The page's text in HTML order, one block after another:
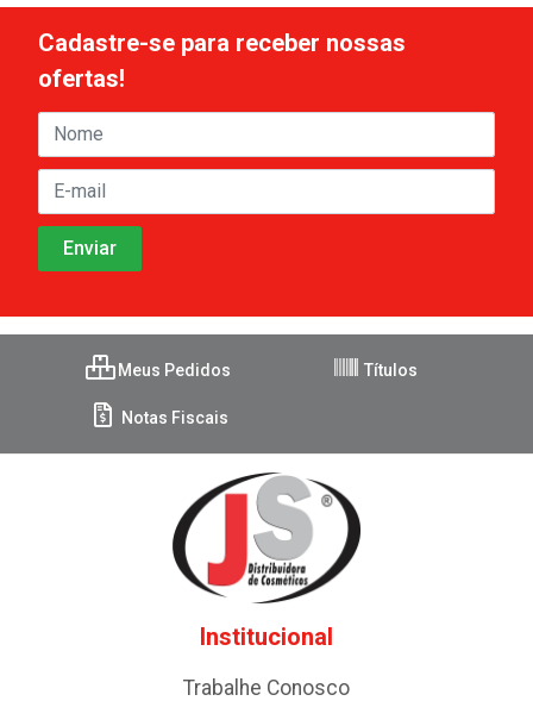
Cadastre-se para receber nossas
ofertas!
Meus Pedidos Títulos
Notas Fiscais
Institucional
Trabalhe Conosco